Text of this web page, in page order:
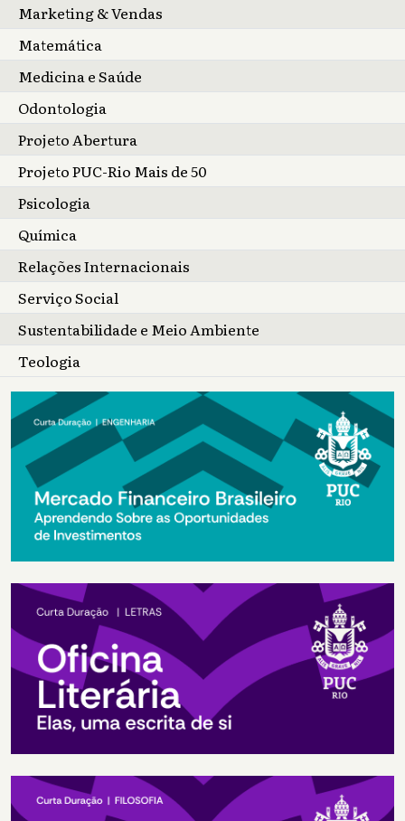
Marketing & Vendas
Matemática
Medicina e Saúde
Odontologia
Projeto Abertura
Projeto PUC-Rio Mais de 50
Psicologia
Química
Relações Internacionais
Serviço Social
Sustentabilidade e Meio Ambiente
Teologia